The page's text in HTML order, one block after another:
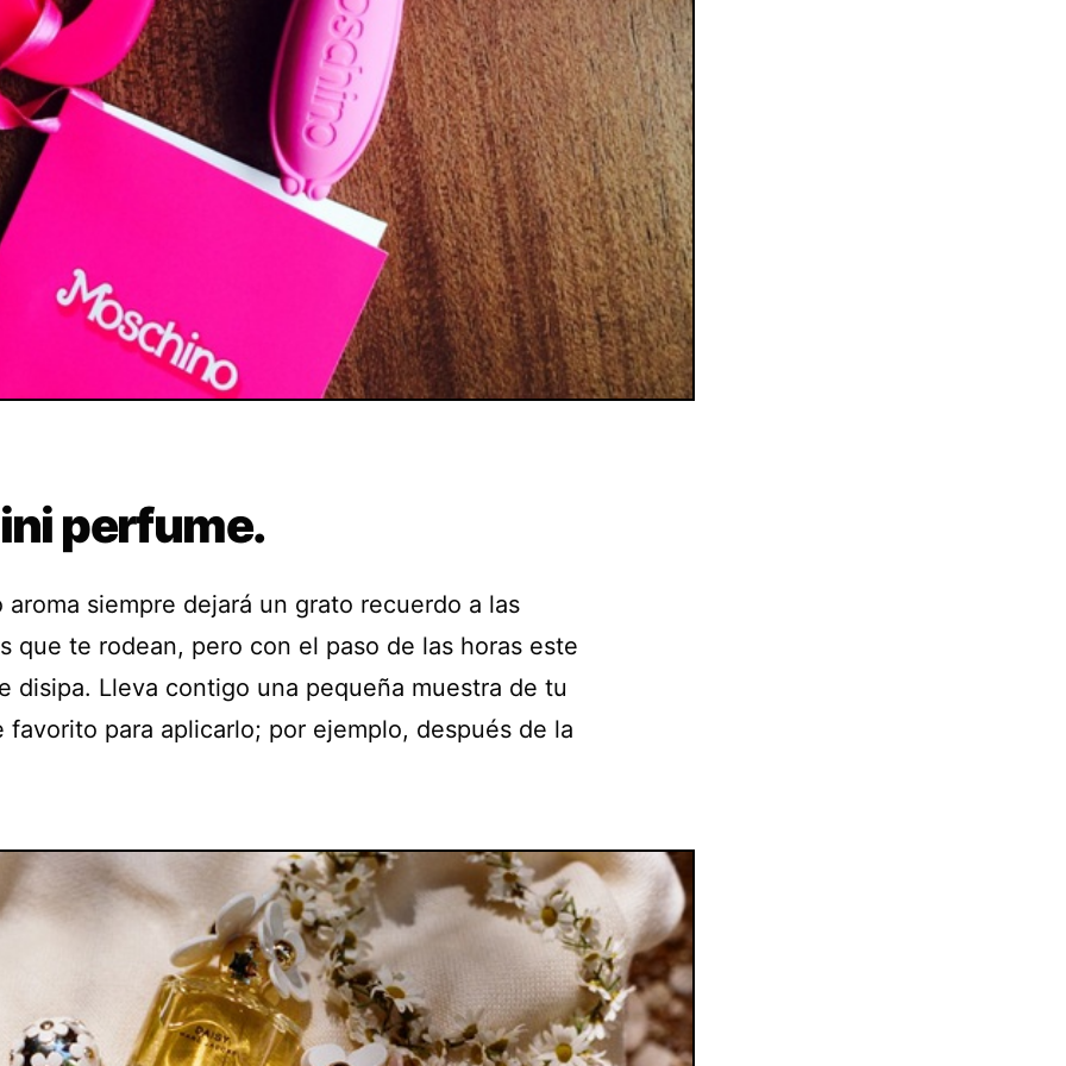
perfume.
aroma siempre dejará un grato recuerdo a las
que te rodean, pero con el paso de las horas este
disipa. Lleva contigo una pequeña muestra de tu
favorito para aplicarlo; por ejemplo, después de la